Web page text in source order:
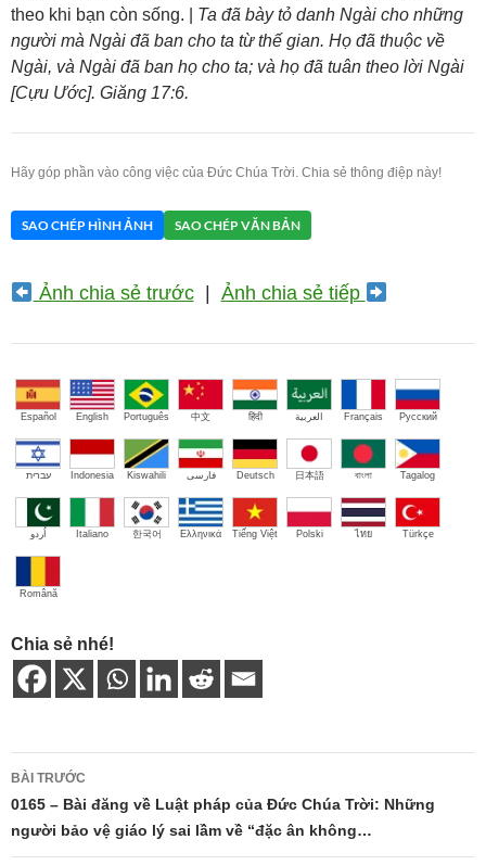
theo khi bạn còn sống. | Ta đã bày tỏ danh Ngài cho những
người mà Ngài đã ban cho ta từ thế gian. Họ đã thuộc về
Ngài, và Ngài đã ban họ cho ta; và họ đã tuân theo lời Ngài
[Cựu Ước]. Giăng 17:6.
Hãy góp phần vào công việc của Đức Chúa Trời. Chia sẻ thông điệp này!
SAO CHÉP HÌNH ẢNH SAO CHÉP VĂN BẢN
Ảnh chia sẻ trước| Ảnh chia sẻ tiếp
Español English Português 中文 हिंदी العربية Français Русский
עברית Indonesia Kiswahili فارسی Deutsch 日本語 বাংলা Tagalog
اُردو Italiano 한국어 Ελληνικά Tiếng Việt Polski ไทย Türkçe
Română
Chia sẻ nhé!
Điều
hướng
bài
BÀI TRƯỚC
0165 – Bài đăng về Luật pháp của Đức Chúa Trời: Những
người bảo vệ giáo lý sai lầm về “đặc ân không…